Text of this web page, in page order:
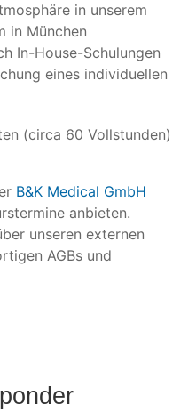
in unserem
in München
In-House-Schulungen
eines individuellen
(circa 60 Vollstunden)
B&K Medical GmbH
anbieten.
unseren externen
AGBs und